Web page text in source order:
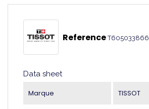
Reference T605033866
Data sheet
Marque TISSOT